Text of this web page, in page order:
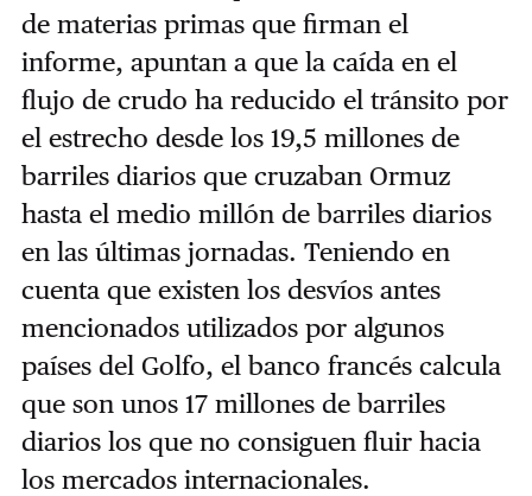
de materias primas que firman el
informe, apuntan a que la caída en el
flujo de crudo ha reducido el tránsito por
el estrecho desde los 19,5 millones de
barriles diarios que cruzaban Ormuz
hasta el medio millón de barriles diarios
en las últimas jornadas. Teniendo en
cuenta que existen los desvíos antes
mencionados utilizados por algunos
países del Golfo, el banco francés calcula
que son unos 17 millones de barriles
diarios los que no consiguen fluir hacia
los mercados internacionales.